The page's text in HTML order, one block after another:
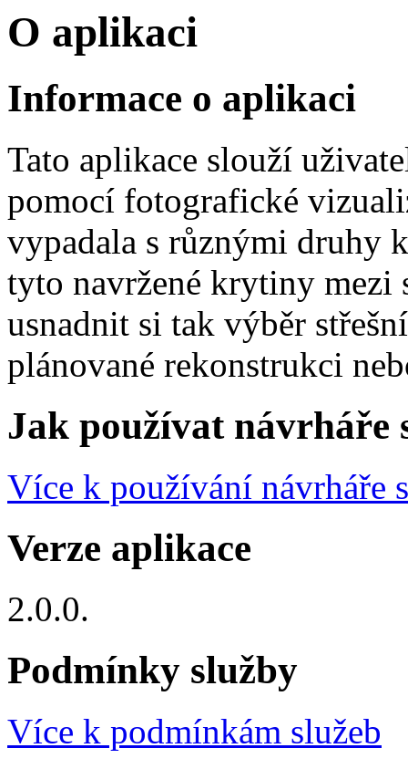
O aplikaci
Informace o aplikaci
Tato aplikace slouží
pomocí fotografické
vypadala s různými druhy
tyto navržené krytiny mezi
usnadnit si tak výběr
plánované rekonstrukci
Jak používat návrháře
Více k používání návrháře
Verze aplikace
2.0.0.
Podmínky služby
Více k podmínkám služeb